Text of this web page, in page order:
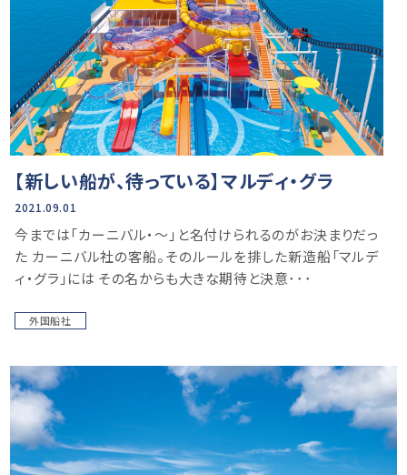
【新しい船が、待っている】マルディ・グラ
2021.09.01
今までは「カーニバル・～」と名付けられるのがお決まりだっ
た カーニバル社の客船。そのルールを排した新造船「マルデ
ィ・グラ」には その名からも大きな期待と決意･･･
外国船社